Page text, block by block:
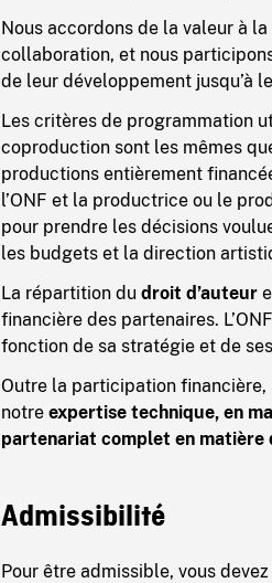
Nous accordons de la valeur à
collaboration, et nous
de leur développement jusqu’à
Les critères de programmation
coproduction sont les mêmes
productions entièrement
l’ONF et la productrice ou le
pour prendre les décisions
les budgets et la direction
La répartition dudroit d’auteur
financière des partenaires.
fonction de sa stratégie et de
Outre la participation financière,
notreexpertise technique, en
partenariat complet en matière
Admissibilité
Pour être admissible, vous